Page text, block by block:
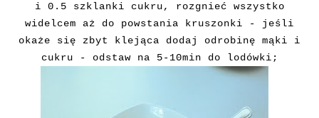
i 0.5 szklanki cukru, rozgnieć wszystko
widelcem aż do powstania kruszonki - jeśli
okaże się zbyt klejąca dodaj odrobinę mąki i
cukru - odstaw na 5-10min do lodówki;